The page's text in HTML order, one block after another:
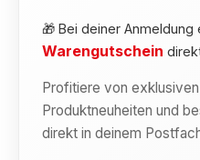
🎁 Bei deiner
Warengutschein
Profitiere von
Produktneuheiten und
direkt in deinem